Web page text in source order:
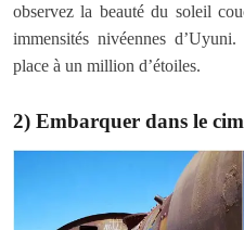
observez la beauté du soleil
immensités nivéennes
place à un million d’étoiles.
2) Embarquer dans le